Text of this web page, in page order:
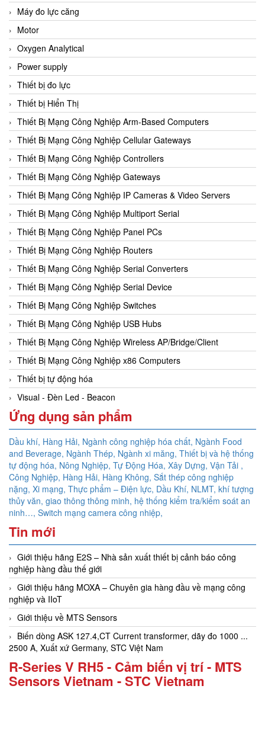
Máy đo lực căng
Motor
Oxygen Analytical
Power supply
Thiết bị đo lực
Thiết bị Hiển Thị
Thiết Bị Mạng Công Nghiệp Arm-Based Computers
Thiết Bị Mạng Công Nghiệp Cellular Gateways
Thiết Bị Mạng Công Nghiệp Controllers
Thiết Bị Mạng Công Nghiệp Gateways
Thiết Bị Mạng Công Nghiệp IP Cameras & Video Servers
Thiết Bị Mạng Công Nghiệp Multiport Serial
Thiết Bị Mạng Công Nghiệp Panel PCs
Thiết Bị Mạng Công Nghiệp Routers
Thiết Bị Mạng Công Nghiệp Serial Converters
Thiết Bị Mạng Công Nghiệp Serial Device
Thiết Bị Mạng Công Nghiệp Switches
Thiết Bị Mạng Công Nghiệp USB Hubs
Thiết Bị Mạng Công Nghiệp Wireless AP/Bridge/Client
Thiết Bị Mạng Công Nghiệp x86 Computers
Thiết bị tự động hóa
Visual - Đèn Led - Beacon
Ứng dụng sản phẩm
Dầu khí, Hàng Hải, Ngành công nghiệp hóa chất, Ngành Food
and Beverage, Ngành Thép, Ngành xi măng, Thiết bị và hệ thống
tự động hóa, Nông Nghiệp, Tự Động Hóa, Xây Dựng, Vận Tải ,
Công Nghiệp, Hàng Hải, Hàng Không, Sắt thép công nghiệp
nặng, Xi mạng, Thực phẩm – Điện lực, Dầu Khí, NLMT, khí tượng
thủy văn, giao thông thông minh, hệ thống kiểm tra/kiểm soát an
ninh…, Switch mạng camera công nhiệp,
Tin mới
Giới thiệu hãng E2S – Nhà sản xuất thiết bị cảnh báo công
nghiệp hàng đầu thế giới
Giới thiệu hãng MOXA – Chuyên gia hàng đầu về mạng công
nghiệp và IIoT
Giới thiệu về MTS Sensors
Biến dòng ASK 127.4,CT Current transformer, dãy đo 1000 ...
2500 A, Xuất xứ Germany, STC Việt Nam
R-Series V RH5 - Cảm biến vị trí - MTS
Sensors Vietnam - STC Vietnam